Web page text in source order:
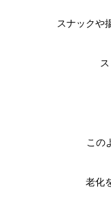
スナックや
この
老化